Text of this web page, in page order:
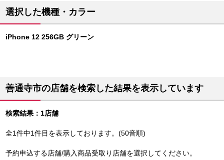
選択した機種・カラー
iPhone 12 256GB グリーン
善通寺市の店舗を検索した結果を表示しています
検索結果：1店舗
全1件中1件目を表示しております。(50音順)
予約申込する店舗/購入商品受取り店舗を選択してください。